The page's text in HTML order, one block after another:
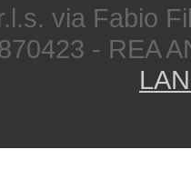
via Fabio
- REA